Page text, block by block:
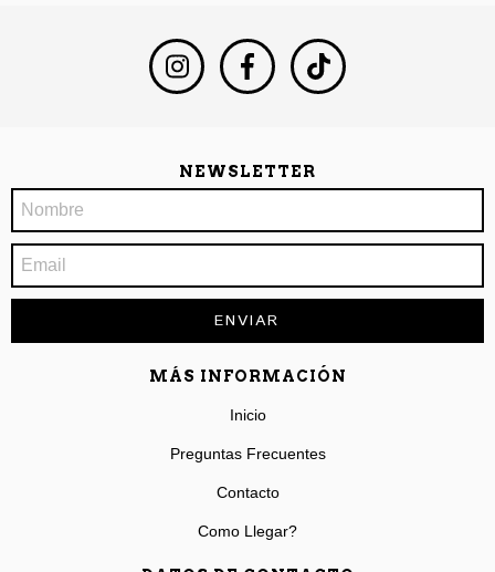
NEWSLETTER
MÁS INFORMACIÓN
Inicio
Preguntas Frecuentes
Contacto
Como Llegar?